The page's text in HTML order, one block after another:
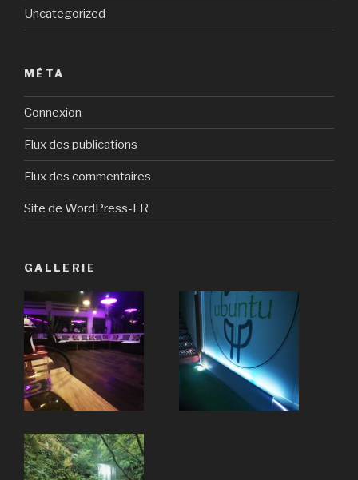
Uncategorized
MÉTA
Connexion
Flux des publications
Flux des commentaires
Site de WordPress-FR
GALLERIE